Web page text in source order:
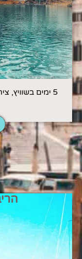
5 ימים בשוויץ,